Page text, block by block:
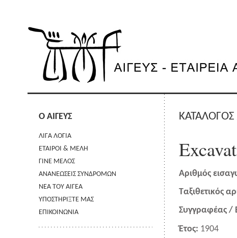
Ο ΑΙΓΕΥΣ
ΛΙΓΑ ΛΟΓΙΑ
ΕΤΑΙΡΟΙ & ΜΕΛΗ
ΓΙΝΕ ΜΕΛΟΣ
ΑΝΑΝΕΩΣΕΙΣ ΣΥΝΔΡΟΜΩΝ
ΝΕΑ ΤΟΥ ΑΙΓΕΑ
ΥΠΟΣΤΗΡΙΞΤΕ ΜΑΣ
ΕΠΙΚΟΙΝΩΝΙΑ
ΚΑΤΑΛΟΓΟΣ
Αριθμός
Ταξιθετικός
Συγγραφέας /
Έτος: 1904